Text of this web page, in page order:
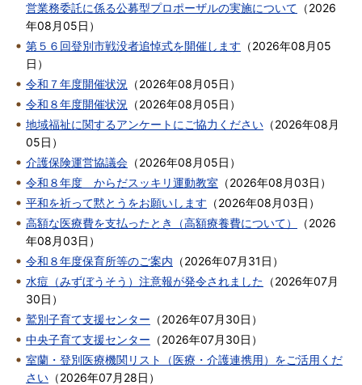
営業務委託に係る公募型プロポーザルの実施について （2026
年08月05日 ）
第５６回登別市戦没者追悼式を開催します （2026年08月05
日 ）
令和７年度開催状況
（2026年08月05日 ）
令和８年度開催状況
（2026年08月05日 ）
地域福祉に関するアンケートにご協力ください （2026年08月
05日 ）
介護保険運営協議会 （2026年08月05日 ）
令和８年度 からだスッキリ運動教室 （2026年08月03日 ）
平和を祈って黙とうをお願いします （2026年08月03日 ）
高額な医療費を支払ったとき（高額療養費について）
（2026
年08月03日 ）
令和８年度保育所等のご案内 （2026年07月31日 ）
水痘（みずぼうそう）注意報が発令されました （2026年07月
30日 ）
鷲別子育て支援センター （2026年07月30日 ）
中央子育て支援センター （2026年07月30日 ）
室蘭・登別医療機関リスト（医療・介護連携用）をご活用くだ
さい （2026年07月28日 ）